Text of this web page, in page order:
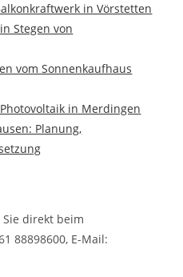
in Vörstetten
Stegen von
vom Sonnenkaufhaus
in Merdingen
Planung,
direkt beim
88898600, E-Mail: